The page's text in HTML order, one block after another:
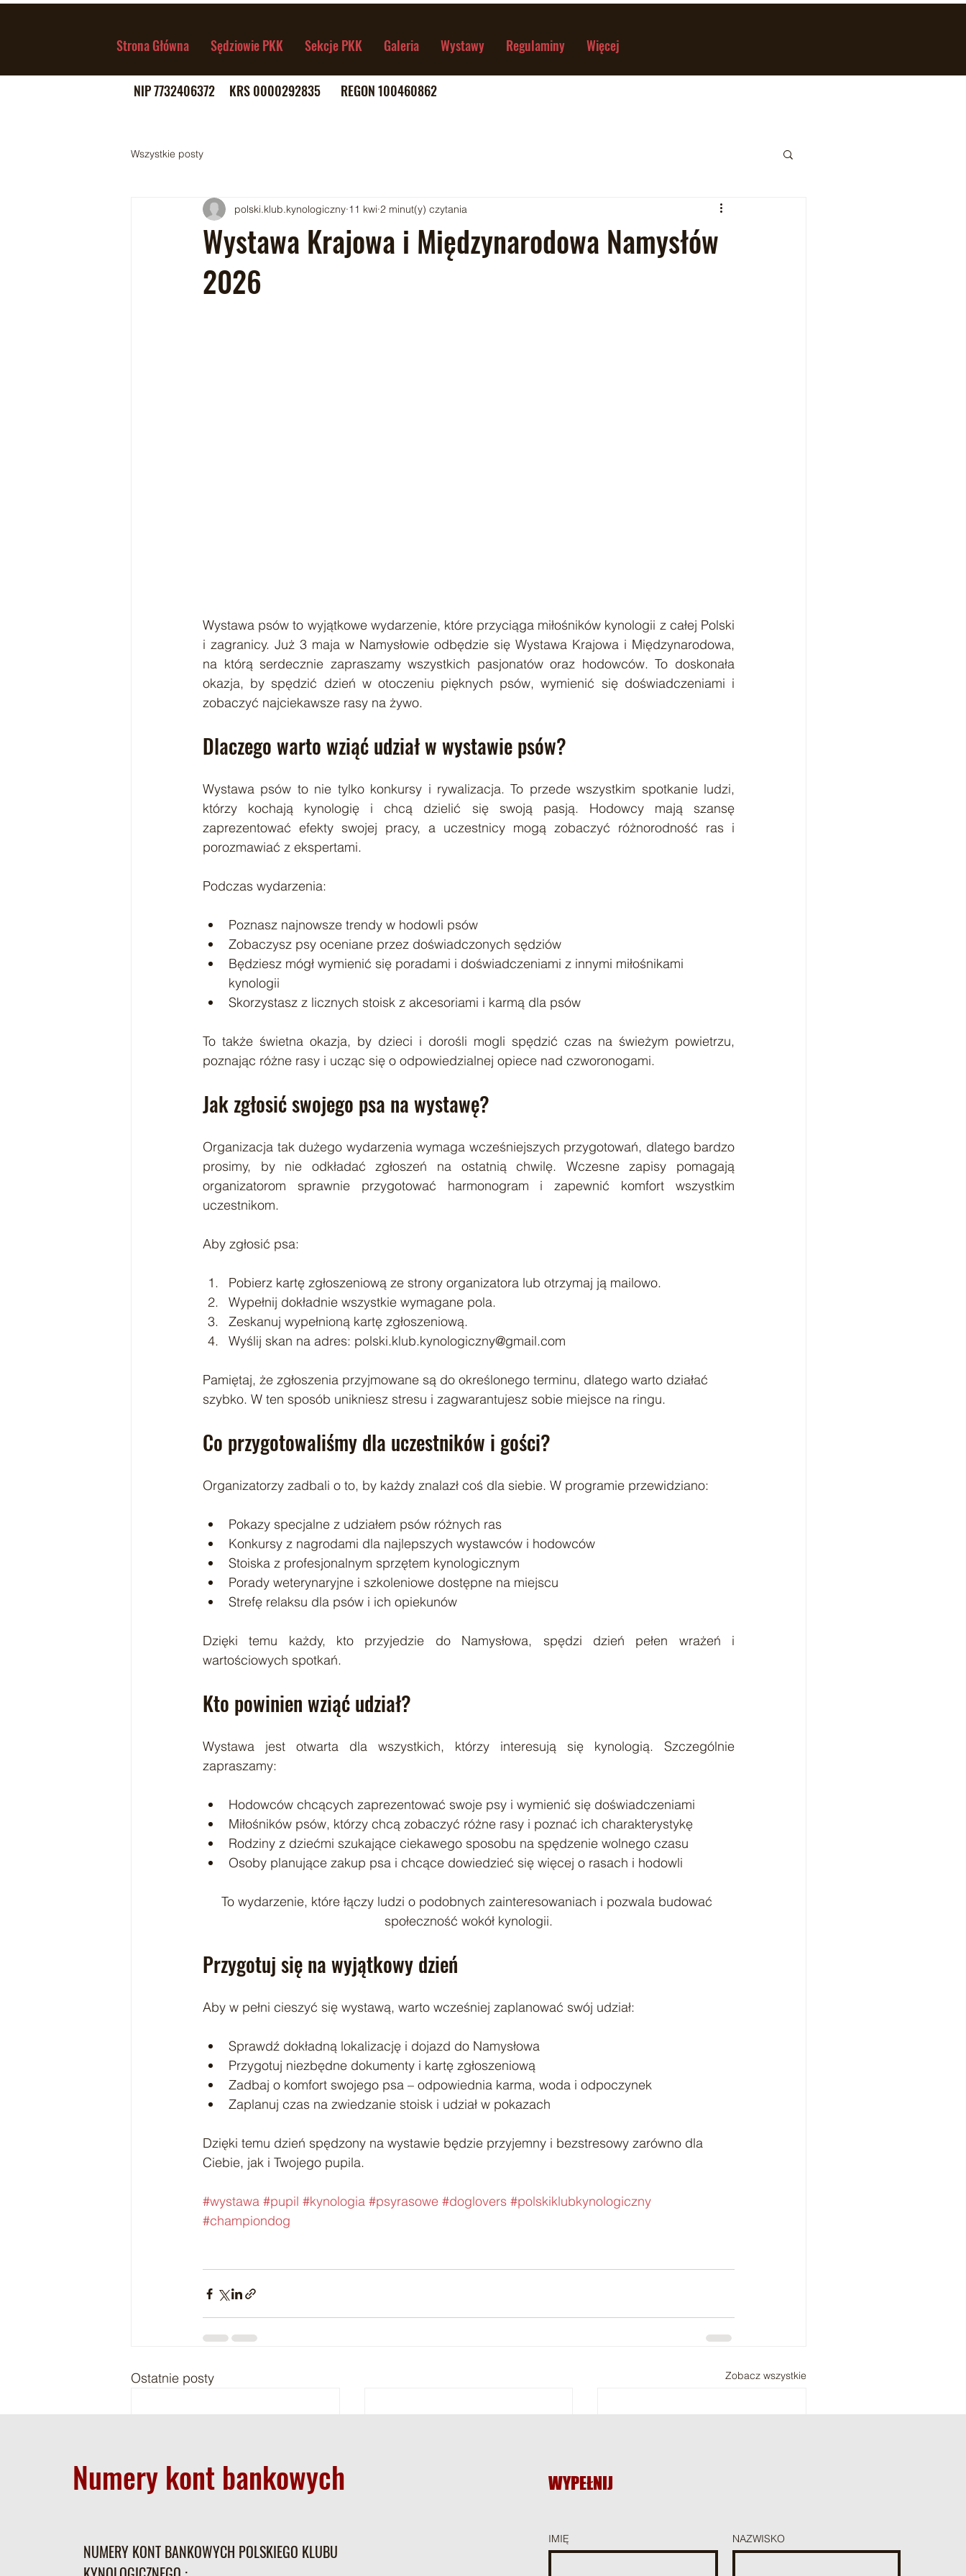
Strona Główna Sędziowie PKK Sekcje PKK Galeria Wystawy Regulaminy Więcej
NIP 7732406372 KRS 0000292835 REGON 100460862
Wszystkie posty
Wystawa Krajowa i Międzynarodowa Namysłów
2026
polski.klub.kynologiczny 11 kwi 2 minut(y) czytania
Wystawa psów to wyjątkowe wydarzenie, które przyciąga miłośników kynologii z całej Polski
i zagranicy. Już 3 maja w Namysłowie odbędzie się Wystawa Krajowa i Międzynarodowa,
na którą serdecznie zapraszamy wszystkich pasjonatów oraz hodowców. To doskonała
okazja, by spędzić dzień w otoczeniu pięknych psów, wymienić się doświadczeniami i
zobaczyć najciekawsze rasy na żywo.
Dlaczego warto wziąć udział w wystawie psów?
Wystawa psów to nie tylko konkursy i rywalizacja. To przede wszystkim spotkanie ludzi,
którzy kochają kynologię i chcą dzielić się swoją pasją. Hodowcy mają szansę
zaprezentować efekty swojej pracy, a uczestnicy mogą zobaczyć różnorodność ras i
porozmawiać z ekspertami.
Podczas wydarzenia:
Poznasz najnowsze trendy w hodowli psów
Zobaczysz psy oceniane przez doświadczonych sędziów
Będziesz mógł wymienić się poradami i doświadczeniami z innymi miłośnikami
kynologii
Skorzystasz z licznych stoisk z akcesoriami i karmą dla psów
To także świetna okazja, by dzieci i dorośli mogli spędzić czas na świeżym powietrzu,
poznając różne rasy i ucząc się o odpowiedzialnej opiece nad czworonogami.
Jak zgłosić swojego psa na wystawę?
Organizacja tak dużego wydarzenia wymaga wcześniejszych przygotowań, dlatego bardzo
prosimy, by nie odkładać zgłoszeń na ostatnią chwilę. Wczesne zapisy pomagają
organizatorom sprawnie przygotować harmonogram i zapewnić komfort wszystkim
uczestnikom.
Aby zgłosić psa:
Pobierz kartę zgłoszeniową ze strony organizatora lub otrzymaj ją mailowo.
Wypełnij dokładnie wszystkie wymagane pola.
Zeskanuj wypełnioną kartę zgłoszeniową.
Wyślij skan na adres: polski.klub.kynologiczny@gmail.com
Pamiętaj, że zgłoszenia przyjmowane są do określonego terminu, dlatego warto działać
szybko. W ten sposób unikniesz stresu i zagwarantujesz sobie miejsce na ringu.
Co przygotowaliśmy dla uczestników i gości?
Organizatorzy zadbali o to, by każdy znalazł coś dla siebie. W programie przewidziano:
Pokazy specjalne z udziałem psów różnych ras
Konkursy z nagrodami dla najlepszych wystawców i hodowców
Stoiska z profesjonalnym sprzętem kynologicznym
Porady weterynaryjne i szkoleniowe dostępne na miejscu
Strefę relaksu dla psów i ich opiekunów
Dzięki temu każdy, kto przyjedzie do Namysłowa, spędzi dzień pełen wrażeń i
wartościowych spotkań.
Kto powinien wziąć udział?
Wystawa jest otwarta dla wszystkich, którzy interesują się kynologią. Szczególnie
zapraszamy:
Hodowców chcących zaprezentować swoje psy i wymienić się doświadczeniami
Miłośników psów, którzy chcą zobaczyć różne rasy i poznać ich charakterystykę
Rodziny z dziećmi szukające ciekawego sposobu na spędzenie wolnego czasu
Osoby planujące zakup psa i chcące dowiedzieć się więcej o rasach i hodowli
To wydarzenie, które łączy ludzi o podobnych zainteresowaniach i pozwala budować
społeczność wokół kynologii.
Przygotuj się na wyjątkowy dzień
Aby w pełni cieszyć się wystawą, warto wcześniej zaplanować swój udział:
Sprawdź dokładną lokalizację i dojazd do Namysłowa
Przygotuj niezbędne dokumenty i kartę zgłoszeniową
Zadbaj o komfort swojego psa – odpowiednia karma, woda i odpoczynek
Zaplanuj czas na zwiedzanie stoisk i udział w pokazach
Dzięki temu dzień spędzony na wystawie będzie przyjemny i bezstresowy zarówno dla
Ciebie, jak i Twojego pupila.
#wystawa #pupil #kynologia #psyrasowe #doglovers #polskiklubkynologiczny
#championdog
Ostatnie posty Zobacz wszystkie
WYPEŁNIJ
IMIĘ NAZWISKO
Numery kont bankowych
NUMERY KONT BANKOWYCH POLSKIEGO KLUBU